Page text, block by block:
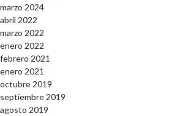
marzo 2024
abril 2022
marzo 2022
enero 2022
febrero 2021
enero 2021
octubre 2019
septiembre 2019
agosto 2019